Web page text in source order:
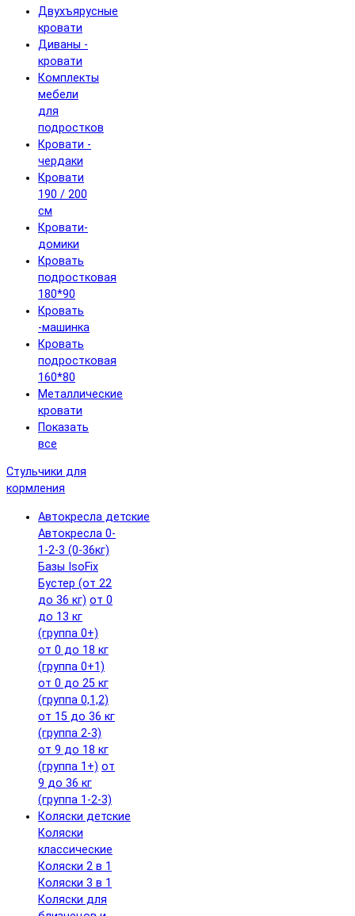
Двухъярусные
кровати
Диваны -
кровати
Комплекты
мебели
для
подростков
Кровати -
чердаки
Кровати
190 / 200
см
Кровати-
домики
Кровать
подростковая
180*90
Кровать
-машинка
Кровать
подростковая
160*80
Металлические
кровати
Показать
все
Стульчики для
кормления
Автокресла детские
Автокресла 0-
1-2-3 (0-36кг)
Базы IsoFix
Бустер (от 22
до 36 кг) от 0
до 13 кг
(группа 0+)
от 0 до 18 кг
(группа 0+1)
от 0 до 25 кг
(группа 0,1,2)
от 15 до 36 кг
(группа 2-3)
от 9 до 18 кг
(группа 1+) от
9 до 36 кг
(группа 1-2-3)
Коляски детские
Коляски
классические
Коляски 2 в 1
Коляски 3 в 1
Коляски для